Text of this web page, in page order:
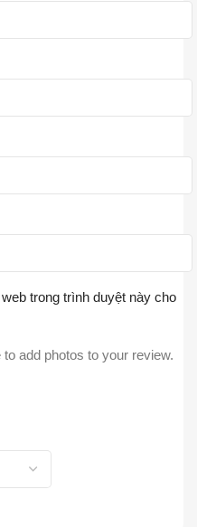
trong trình duyệt này cho
add photos to your review.